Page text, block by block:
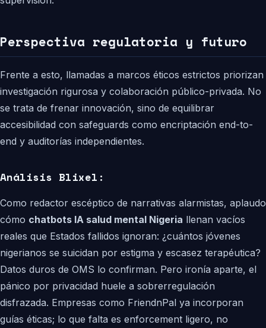
Perspectiva regulatoria y futuro
Frente a esto, llamadas a marcos éticos estrictos priorizan
investigación rigurosa y colaboración público-privada. No
se trata de frenar innovación, sino de equilibrar
accesibilidad con safeguards como encriptación end-to-
end y auditorías independientes.
Análisis Blixel:
Como redactor escéptico de narrativas alarmistas, aplaudo
cómo chatbots IA salud mental Nigeria llenan vacíos
reales que Estados fallidos ignoran: ¿cuántos jóvenes
nigerianos se suicidan por estigma y escasez terapéutica?
Datos duros de OMS lo confirman. Pero ironía aparte, el
pánico por privacidad huele a sobrerregulación
disfrazada. Empresas como FriendnPal ya incorporan
guías éticas; lo que falta es enforcement ligero, no